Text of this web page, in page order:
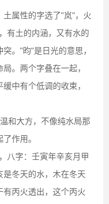
属性的字选了"岚"，火
有土的内涵，又有水的
。"昀"是日光的意思，
。两个字叠在一起，
中有个低调的收束，
和大方，不像纯水局那
作用。
八字：壬寅年辛亥月甲
冬天的水，木在冬天
有丙火透出，这个丙火